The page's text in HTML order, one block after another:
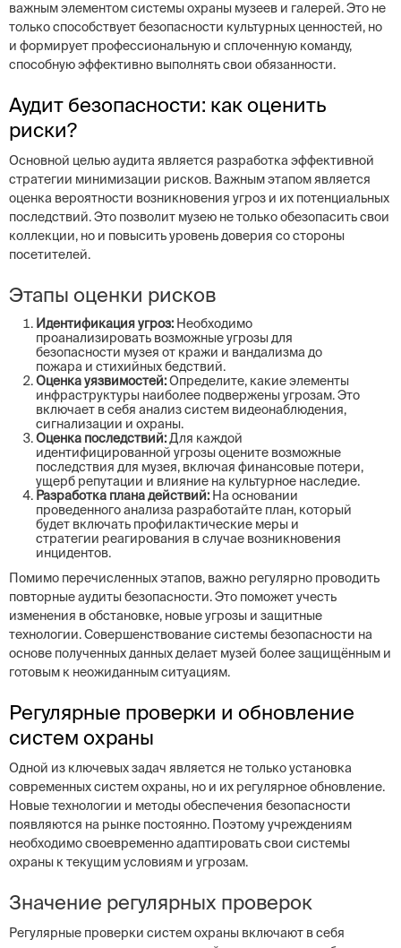
важным элементом системы охраны музеев и галерей. Это не
только способствует безопасности культурных ценностей, но
и формирует профессиональную и сплоченную команду,
способную эффективно выполнять свои обязанности.
Аудит безопасности: как оценить
риски?
Основной целью аудита является разработка эффективной
стратегии минимизации рисков. Важным этапом является
оценка вероятности возникновения угроз и их потенциальных
последствий. Это позволит музею не только обезопасить свои
коллекции, но и повысить уровень доверия со стороны
посетителей.
Этапы оценки рисков
Идентификация угроз: Необходимо
проанализировать возможные угрозы для
безопасности музея от кражи и вандализма до
пожара и стихийных бедствий.
Оценка уязвимостей:Определите, какие элементы
инфраструктуры наиболее подвержены угрозам. Это
включает в себя анализ систем видеонаблюдения,
сигнализации и охраны.
Оценка последствий:Для каждой
идентифицированной угрозы оцените возможные
последствия для музея, включая финансовые потери,
ущерб репутации и влияние на культурное наследие.
Разработка плана действий: На основании
проведенного анализа разработайте план, который
будет включать профилактические меры и
стратегии реагирования в случае возникновения
инцидентов.
Помимо перечисленных этапов, важно регулярно проводить
повторные аудиты безопасности. Это поможет учесть
изменения в обстановке, новые угрозы и защитные
технологии. Совершенствование системы безопасности на
основе полученных данных делает музей более защищённым и
готовым к неожиданным ситуациям.
Регулярные проверки и обновление
систем охраны
Одной из ключевых задач является не только установка
современных систем охраны, но и их регулярное обновление.
Новые технологии и методы обеспечения безопасности
появляются на рынке постоянно. Поэтому учреждениям
необходимо своевременно адаптировать свои системы
охраны к текущим условиям и угрозам.
Значение регулярных проверок
Регулярные проверки систем охраны включают в себя